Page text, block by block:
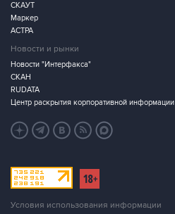
СКАУТ
Маркер
АСТРА
Новости и рынки
Новости "Интерфакса"
СКАН
RUDATA
Центр раскрытия корпоративной информации
Условия использования информации